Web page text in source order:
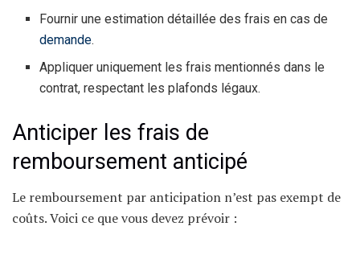
Fournir une estimation détaillée des frais en cas de
demande.
Appliquer uniquement les frais mentionnés dans le
contrat, respectant les plafonds légaux.
Anticiper les frais de
remboursement anticipé
Le remboursement par anticipation n’est pas exempt de
coûts. Voici ce que vous devez prévoir :